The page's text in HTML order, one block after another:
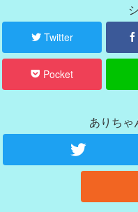
Twitter
Pocket
ありちゃ